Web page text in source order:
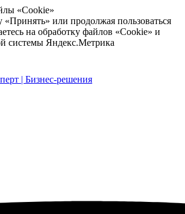
«Cookie»
или продолжая пользоваться
на обработку файлов «Cookie» и
системы Яндекс.Метрика
| Бизнес-решения